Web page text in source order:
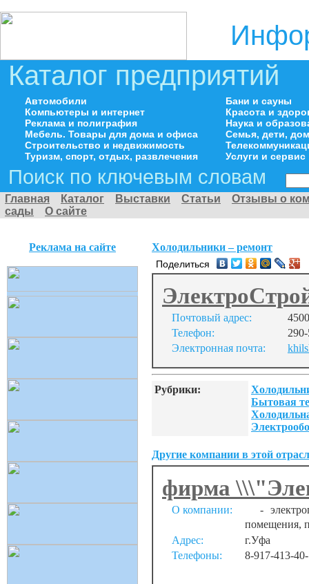
Каталог предприятий
Автомобили
Компьютеры и интернет
Реклама и полиграфия
Мебель. Товары для дома и офиса
Строительство и недвижимость
Туризм, спорт, отдых, развлечения
Бани и сауны
Красота и
Наука и
Семья, дети,
Услуги и сервис
Поиск по ключевым словам
Главная Каталог Выставки Статьи
Отзывы о
сады
О сайте
Реклама на сайте Холодильники – ремонт
Поделиться
Почтовый адрес:
Телефон:
Электронная почта:
Рубрики:
Бытовая
Другие компании в этой
фирма
О компании:
-
помещения,
Адрес:
г.Уфа
Телефоны:
8-917-413-